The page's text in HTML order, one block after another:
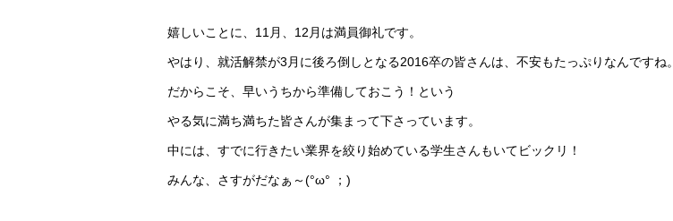
嬉しいことに、11月、12月は満員御礼です。
やはり、就活解禁が3月に後ろ倒しとなる2016卒の皆さんは、不安もたっぷりなんですね。
だからこそ、早いうちから準備しておこう！という
やる気に満ち満ちた皆さんが集まって下さっています。
中には、すでに行きたい業界を絞り始めている学生さんもいてビックリ！
みんな、さすがだなぁ～(°ω° ；)